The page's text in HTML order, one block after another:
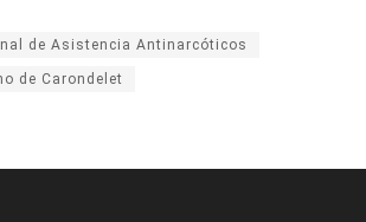
de Asistencia Antinarcóticos
de Carondelet